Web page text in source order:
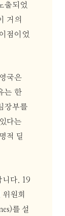
출되었
거의
점이었
국은
는 한
장부를
다는
적 딜
니다. 19
위원회
를 설